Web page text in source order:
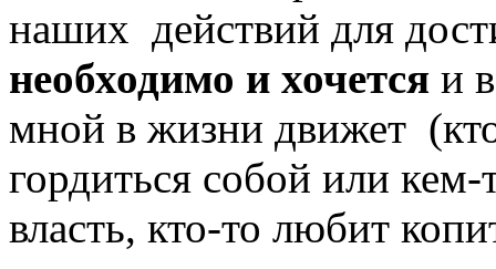
наших действий для
необходимо и хочется и
мной в жизни движет
гордиться собой или
власть, кто-то любит